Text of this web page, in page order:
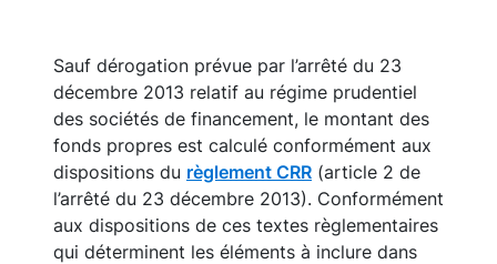
Sauf dérogation prévue par l’arrêté du 23
décembre 2013 relatif au régime prudentiel
des sociétés de financement, le montant des
fonds propres est calculé conformément aux
dispositions du règlement CRR (article 2 de
l’arrêté du 23 décembre 2013). Conformément
aux dispositions de ces textes règlementaires
qui déterminent les éléments à inclure dans